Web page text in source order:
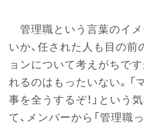
管理職という言葉のイ
いか、任された人も目の
ョンについて考えがちで
れるのはもったいない。「
事を全うするぞ！」という
て、メンバーから「管理職